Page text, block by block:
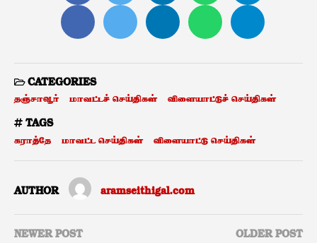
CATEGORIES
தஞ்சாவூர் மாவட்டச் செய்திகள் விளையாட்டுச் செய்திகள்
TAGS
கராத்தே மாவட்ட செய்திகள் விளையாட்டு செய்திகள்
AUTHOR aramseithigal.com
NEWER POST OLDER POST